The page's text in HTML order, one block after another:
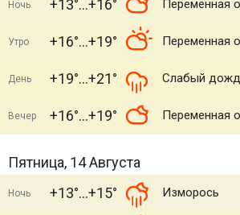
Ночь +13° +16° Переменная
Утро +16° +19° Переменная
День +19° +21° Слабый
Вечер +16° +19° Переменная
Пятница, 14 Августа
Ночь +13° +15° Изморось